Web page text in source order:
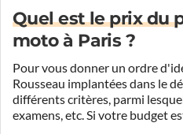
Quel est le prix du
moto à Paris ?
Pour vous donner un ordre
Rousseau implantées dans le
différents critères, parmi
examens, etc. Si votre budget